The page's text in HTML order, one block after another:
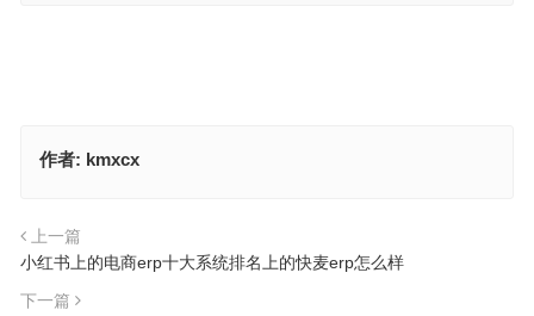
作者: kmxcx
上一篇
小红书上的电商erp十大系统排名上的快麦erp怎么样
下一篇